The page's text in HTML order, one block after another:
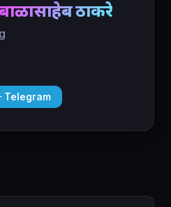
ठाकरे
Telegram